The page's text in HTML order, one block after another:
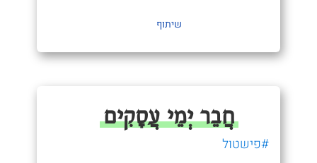
שיתוף
חֲבֵר יְמֵי עֲסָקִים
#פישטול